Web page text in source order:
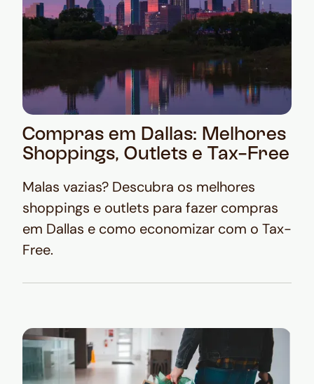
Compras em Dallas: Melhores
Shoppings, Outlets e Tax-Free
Malas vazias? Descubra os melhores
shoppings e outlets para fazer compras
em Dallas e como economizar com o Tax-
Free.